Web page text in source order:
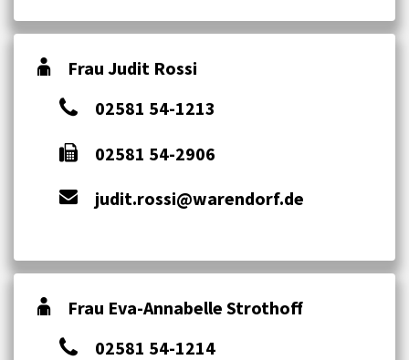
Frau Judit Rossi
02581 54-1213
02581 54-2906
judit.rossi@warendorf.de
Frau Eva-Annabelle Strothoff
02581 54-1214